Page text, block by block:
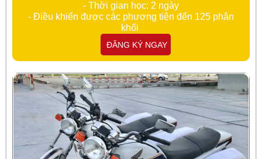
- Thời gian học: 2 ngày
- Điều khiển được các phương tiện đến 125 phân
khối
ĐĂNG KÝ NGAY